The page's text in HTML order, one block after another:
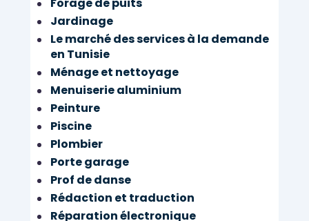
Jardinage
Le marché des services à la demande
en Tunisie
Ménage et nettoyage
Menuiserie aluminium
Peinture
Piscine
Plombier
Porte garage
Prof de danse
Rédaction et traduction
Réparation électronique